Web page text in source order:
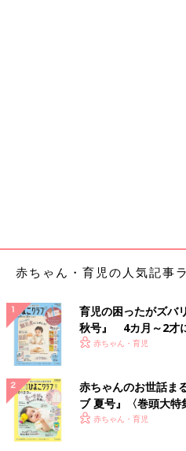
うがいいでしょう」
おむつはずれのイヤイヤ CASE
る｣
乗りきり術はコレ！
｢“おしっこ、出る? ”と聞くので
行こう！”と子どもをリードして
ら、その前にトイレに行っておこ
い見通しを知らせる誘い方もおす
赤ちゃん・育児の人気記事
育児の困ったがズバ
秋号』 4カ月～2才
いっぱい！
赤ちゃん・育児
赤ちゃんのお世話ま
ブ 夏号』〈巻頭大
く！ おっぱい・ミル
赤ちゃん・育児